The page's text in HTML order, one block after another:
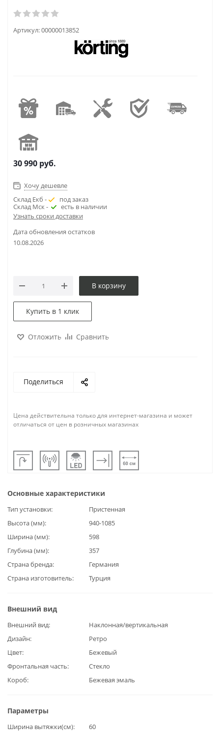
Артикул:00000013852
30 990 руб.
Хочу дешевле
Склад Екб -
под заказ
Склад Мск -
есть в наличии
Узнать сроки доставки
Дата обновления остатков
10.08.2026
В корзину
Купить в 1 клик
Отложить Сравнить
Поделиться
Цена действительна только для интернет-магазина и может
отличаться от цен в розничных магазинах
Основные характеристики
Тип установки
Пристенная
Высота (мм)
940-1085
Ширина (мм)
598
Глубина (мм)
357
Страна бренда
Германия
Страна изготовитель
Турция
Внешний вид
Внешний вид
Наклонная/вертикальная
Дизайн
Ретро
Цвет
Бежевый
Фронтальная часть
Стекло
Короб
Бежевая эмаль
Параметры
Ширина вытяжки(см) 60